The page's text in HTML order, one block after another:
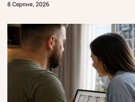
8 Серпня, 2026